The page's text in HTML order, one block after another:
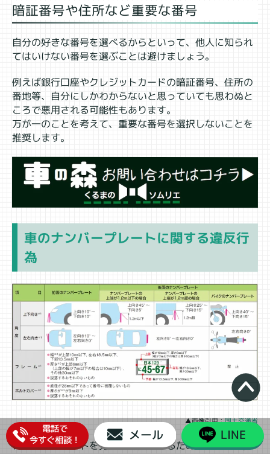
電話で
今すぐ相談！ メール LINE
暗証番号や住所など重要な番号
自分の好きな番号を選べるからといって、他人に知られ
てはいけない番号を選ぶことは避けましょう。
例えば銀行口座やクレジットカードの暗証番号、住所の
番地等、自分にしかわからないと思っていても思わぬと
ころで悪用される可能性もあります。
万が一のことを考えて、重要な番号を選択しないことを
推奨します。
車のナンバープレートに関する違反行
為
▲画像引用：国土交通省
ナンバープレートを見やすく表示するために、2021年